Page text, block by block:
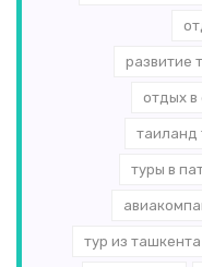
развитие
отдых в
таиланд
туры в
тур из